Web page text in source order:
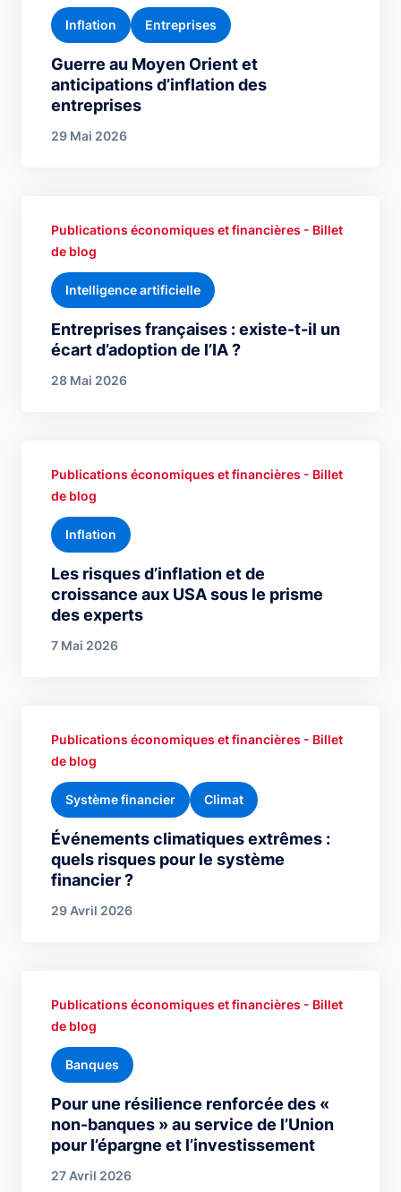
Guerre au Moyen Orient et
anticipations d’inflation des
entreprises
Inflation Entreprises
29 Mai 2026
Entreprises françaises : existe-t-il un
écart d’adoption de l’IA ?
Publications économiques et financières - Billet
de blog
Intelligence artificielle
28 Mai 2026
Les risques d’inflation et de
croissance aux USA sous le prisme
des experts
Publications économiques et financières - Billet
de blog
Inflation
7 Mai 2026
Événements climatiques extrêmes :
quels risques pour le système
financier ?
Publications économiques et financières - Billet
de blog
Système financier Climat
29 Avril 2026
Pour une résilience renforcée des «
non-banques » au service de l’Union
pour l’épargne et l’investissement
Publications économiques et financières - Billet
de blog
Banques
27 Avril 2026